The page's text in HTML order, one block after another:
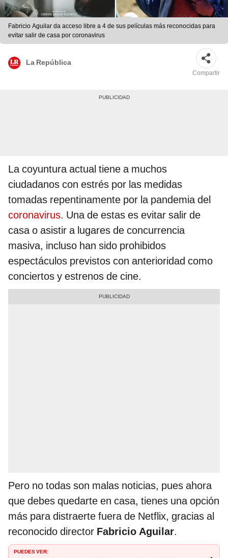
Fabricio Aguilar da acceso libre a 4 de sus películas más reconocidas para
evitar salir de casa por coronavirus
La República
Compartir
La coyuntura actual tiene a muchos
ciudadanos con estrés por las medidas
tomadas repentinamente por la pandemia del
coronavirus. Una de estas es evitar salir de
casa o asistir a lugares de concurrencia
masiva, incluso han sido prohibidos
espectáculos previstos con anterioridad como
conciertos y estrenos de cine.
Pero no todas son malas noticias, pues ahora
que debes quedarte en casa, tienes una opción
más para distraerte fuera de Netflix, gracias al
reconocido director Fabricio Aguilar.
PUEDES VER: